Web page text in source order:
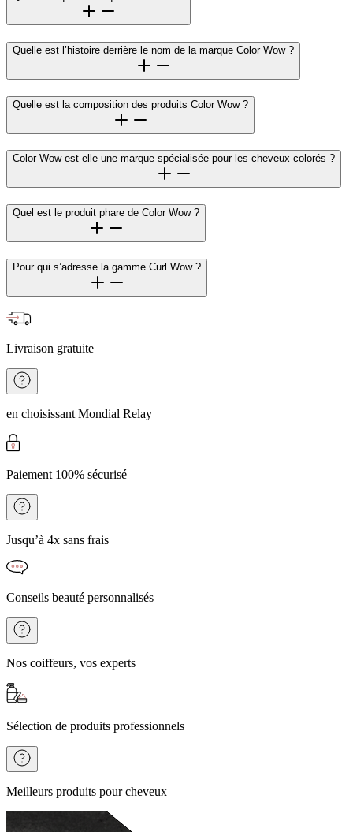
Quelle est l’histoire derrière le nom de la marque Color Wow ?
Quelle est la composition des produits Color Wow ?
Color Wow est-elle une marque spécialisée pour les cheveux colorés ?
Quel est le produit phare de Color Wow ?
Pour qui s’adresse la gamme Curl Wow ?
Livraison gratuite
en choisissant Mondial Relay
Paiement 100% sécurisé
Jusqu’à 4x sans frais
Conseils beauté personnalisés
Nos coiffeurs, vos experts
Sélection de produits professionnels
Meilleurs produits pour cheveux